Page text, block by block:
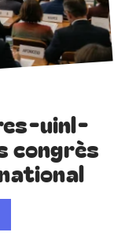
uinl-
congrès